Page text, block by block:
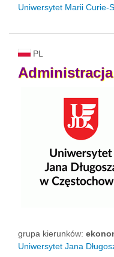
Uniwersytet Marii Curie-
PL
Administracja
grupa kierunków:
Uniwersytet Jana